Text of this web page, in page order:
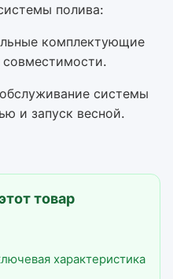
полива:
комплектующие
совместимости.
системы
и запуск весной.
товар
характеристика